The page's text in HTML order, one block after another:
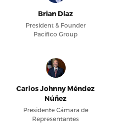
Brian Díaz
President & Founder
Pacifico Group
Carlos Johnny Méndez
Núñez
Presidente Cámara de
Representantes